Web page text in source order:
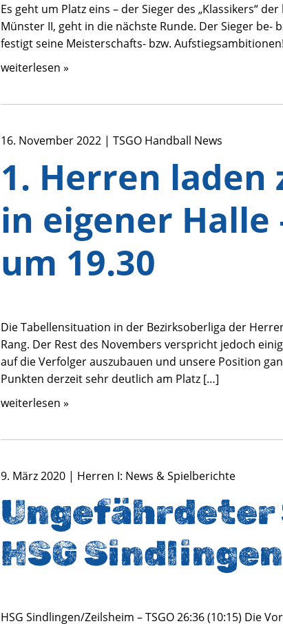
Es geht um Platz eins – der Sieger des „Klassikers“
Münster II, geht in die nächste Runde. Der Sieger be-
festigt seine Meisterschafts- bzw.
weiterlesen »
16. November 2022 | TSGO Handball News
1. Herren laden
in eigener Halle
um 19.30
Die Tabellensituation in der Bezirksoberliga der
Rang. Der Rest des Novembers verspricht jedoch
auf die Verfolger auszubauen und unsere Position
Punkten derzeit sehr deutlich am Platz […]
weiterlesen »
9. März 2020 | Herren I: News & Spielberichte
Ungefährdeter
HSG
HSG Sindlingen/Zeilsheim – TSGO 26:36 (10:15) Die